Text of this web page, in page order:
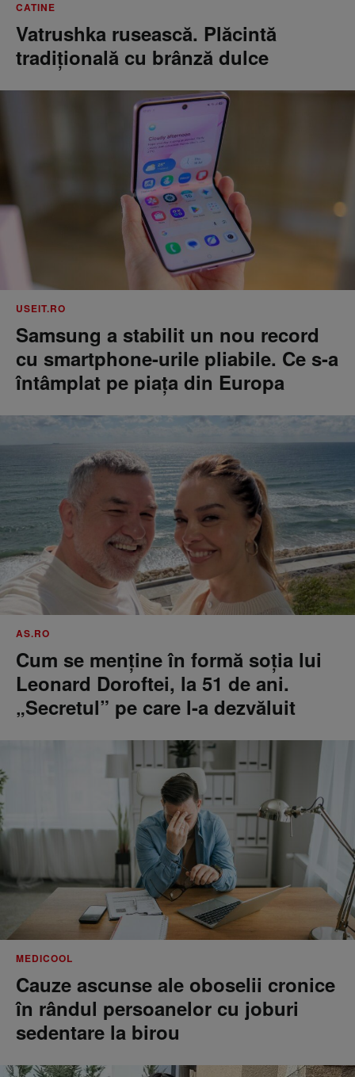
CATINE
Vatrushka rusească. Plăcintă
tradițională cu brânză dulce
USEIT.RO
Samsung a stabilit un nou record
cu smartphone-urile pliabile. Ce s-a
întâmplat pe piața din Europa
AS.RO
Cum se menţine în formă soţia lui
Leonard Doroftei, la 51 de ani.
„Secretul” pe care l-a dezvăluit
MEDICOOL
Cauze ascunse ale oboselii cronice
în rândul persoanelor cu joburi
sedentare la birou